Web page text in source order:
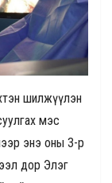
шилжүүлэн
мэс
энэ оны 3-р
дор Элэг